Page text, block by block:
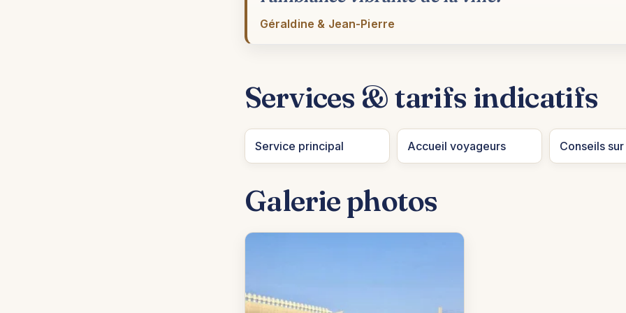
Géraldine & Jean-Pierre
Services & tarifs indicatifs
Service principal Accueil voyageurs Conseils
Galerie photos